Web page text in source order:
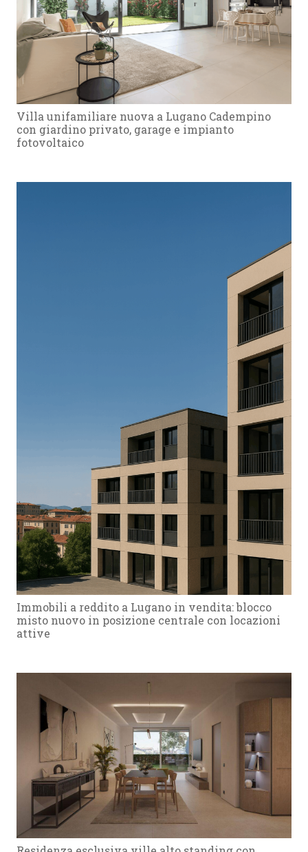
Villa unifamiliare nuova a Lugano Cadempino
con giardino privato, garage e impianto
fotovoltaico
Immobili a reddito a Lugano in vendita: blocco
misto nuovo in posizione centrale con locazioni
attive